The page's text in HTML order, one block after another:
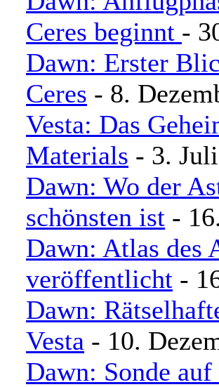
Ceres beginnt -
Dawn: Erster
Ceres - 8.
Vesta: Das
Materials - 3.
Dawn: Wo der
schönsten ist -
Dawn: Atlas des
veröffentlicht -
Dawn:
Vesta - 10.
Dawn: Sonde